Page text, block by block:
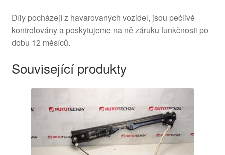
Díly pocházejí z havarovaných vozidel, jsou pečlivě
kontrolovány a poskytujeme na ně záruku funkčnosti po
dobu 12 měsíců.
Související produkty